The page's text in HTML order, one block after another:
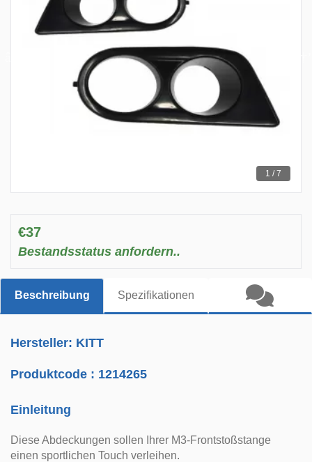
1 / 7
€37
Bestandsstatus anfordern..
Beschreibung Spezifikationen
Hersteller: KITT
Produktcode : 1214265
Einleitung
Diese Abdeckungen sollen Ihrer M3-Frontstoßstange
einen sportlichen Touch verleihen.